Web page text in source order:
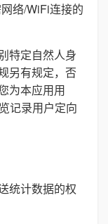
络/WiFi连接的
特定自然人身
另有规定，否
为本应用用
记录用户定向
统计数据的权